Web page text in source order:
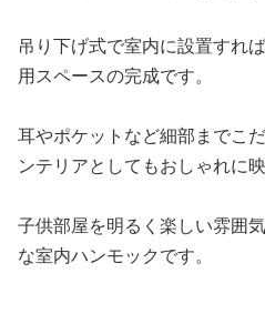
吊り下げ式で室内に設置すれ
用スペースの完成です。
耳やポケットなど細部までこ
ンテリアとしてもおしゃれに映
子供部屋を明るく楽しい雰囲
な室内ハンモックです。